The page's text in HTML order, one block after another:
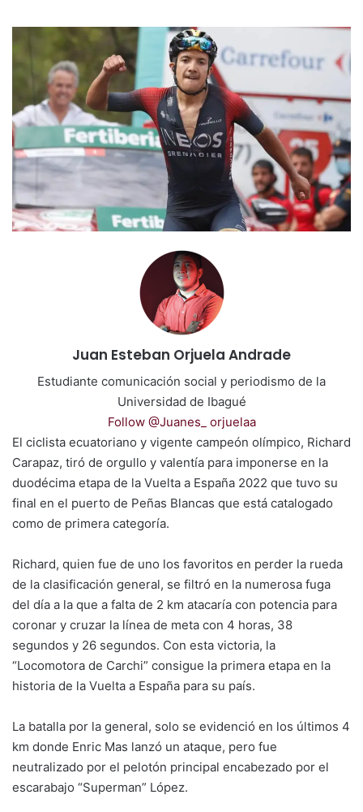
Juan Esteban Orjuela Andrade
Estudiante comunicación social y periodismo de la
Universidad de Ibagué
Follow @Juanes_ orjuelaa
El ciclista ecuatoriano y vigente campeón olímpico, Richard
Carapaz, tiró de orgullo y valentía para imponerse en la
duodécima etapa de la Vuelta a España 2022 que tuvo su
final en el puerto de Peñas Blancas que está catalogado
como de primera categoría.
Richard, quien fue de uno los favoritos en perder la rueda
de la clasificación general, se filtró en la numerosa fuga
del día a la que a falta de 2 km atacaría con potencia para
coronar y cruzar la línea de meta con 4 horas, 38
segundos y 26 segundos. Con esta victoria, la
“Locomotora de Carchi” consigue la primera etapa en la
historia de la Vuelta a España para su país.
La batalla por la general, solo se evidenció en los últimos 4
km donde Enric Mas lanzó un ataque, pero fue
neutralizado por el pelotón principal encabezado por el
escarabajo “Superman” López.